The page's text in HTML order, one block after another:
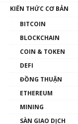
Nhân
cập
KIẾN THỨC CƠ BẢN
BITCOIN
BLOCKCHAIN
COIN & TOKEN
DEFI
ĐỒNG THUẬN
ETHEREUM
MINING
SÀN GIAO DỊCH